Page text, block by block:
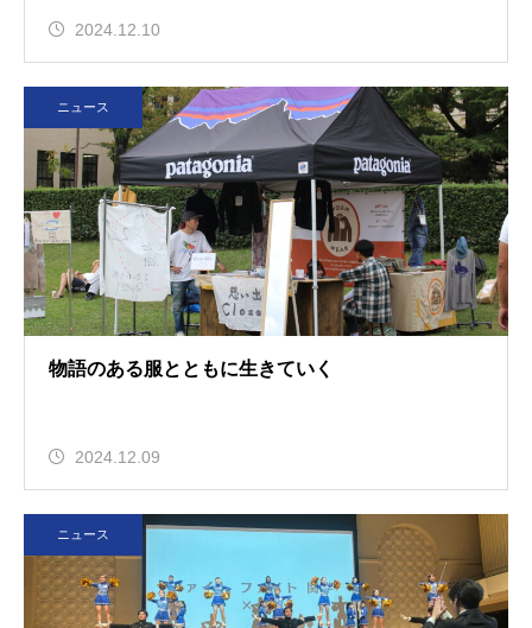
2024.12.10
ニュース
物語のある服とともに生きていく
2024.12.09
ニュース